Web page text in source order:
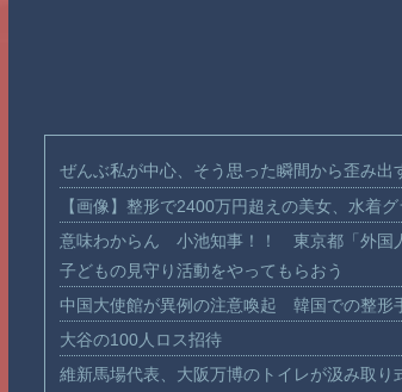
ぜんぶ私が中心、そう思った瞬間から歪み出
【画像】整形で2400万円超えの美女、水着
意味わからん 小池知事！！ 東京都「外国
子どもの見守り活動をやってもらおう
中国大使館が異例の注意喚起 韓国での整形
大谷の100人ロス招待
維新馬場代表、大阪万博のトイレが汲み取り